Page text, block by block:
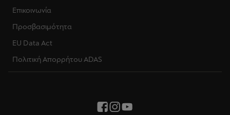
Επικοινωνία
Προσβασιμότητα
EU Data Act
Πολιτική Απορρήτου ADAS